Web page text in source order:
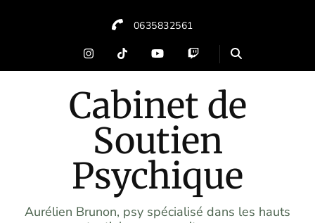
0635832561
Cabinet de
Soutien
Psychique
Aurélien Brunon, psy spécialisé dans les hauts